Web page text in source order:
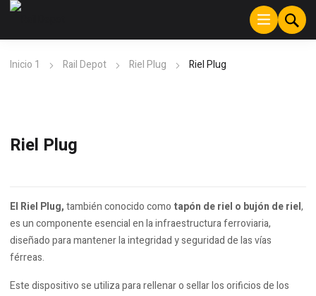
Inicio 1 Rail Depot Riel Plug Riel Plug
Riel Plug
El Riel Plug,también conocido como tapón de riel o bujón de riel,
es un componente esencial en la infraestructura ferroviaria,
diseñado para mantener la integridad y seguridad de las vías
férreas.
Este dispositivo se utiliza para rellenar o sellar los orificios de los